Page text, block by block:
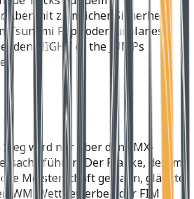
Aber mit ziemlicher Sicherheit
Tsunami Flips oder Airplanes
den NIGHT of the JUMPs
wird nur über den FMX-
führen. Der Franke, der im
Meisterschaft gewann, glänzte
WM-Wettbewerben der FIM